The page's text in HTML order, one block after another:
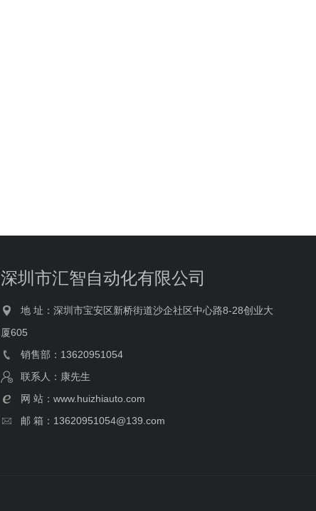
深圳市汇智自动化有限公司
地 址：深圳市宝安区新桥街道沙企社区中心路8-28创业大
厦605
销售部：13620951054
联系人：康先生
网 站：www.huizhiauto.com
邮 箱： 13620951054@139.com